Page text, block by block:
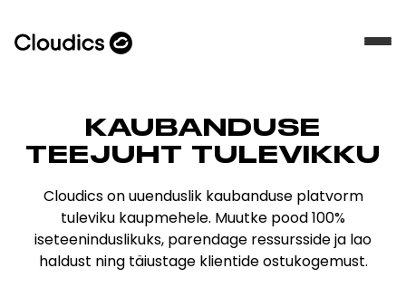
KAUBANDUSE
TEEJUHT TULEVIKKU
Cloudics on uuenduslik kaubanduse platvorm
tuleviku kaupmehele. Muutke pood 100%
iseteeninduslikuks, parendage ressursside ja lao
haldust ning täiustage klientide ostukogemust.